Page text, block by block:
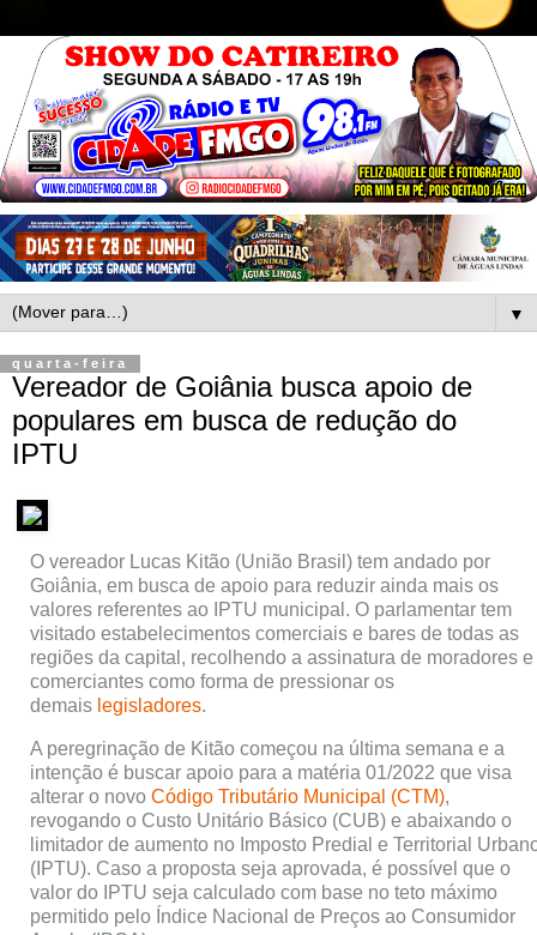
▼
quarta-feira
Vereador de Goiânia busca apoio de
populares em busca de redução do
IPTU
O vereador Lucas Kitão (União Brasil) tem andado por
Goiânia, em busca de apoio para reduzir ainda mais os
valores referentes ao IPTU municipal. O parlamentar tem
visitado estabelecimentos comerciais e bares de todas as
regiões da capital, recolhendo a assinatura de moradores e
comerciantes como forma de pressionar os
demais legisladores.
A peregrinação de Kitão começou na última semana e a
intenção é buscar apoio para a matéria 01/2022 que visa
alterar o novo Código Tributário Municipal (CTM),
revogando o Custo Unitário Básico (CUB) e abaixando o
limitador de aumento no Imposto Predial e Territorial
(IPTU). Caso a proposta seja aprovada, é possível que o
valor do IPTU seja calculado com base no teto máximo
permitido pelo Índice Nacional de Preços ao Consumidor